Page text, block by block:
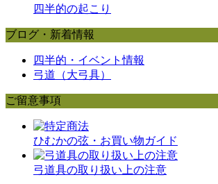
四半的の起こり
ブログ・新着情報
四半的・イベント情報
弓道（大弓具）
ご留意事項
ひむかの弦・お買い物ガイド
弓道具の取り扱い上の注意